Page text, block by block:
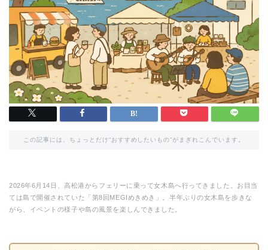
この記事には、ちょっとだけ“おすすめしたいもの”がまぎれこんでいます。
2026年6月14日、高松港からフェリーに乗って女木島へ行ってきました。お目当
ては島で開催されていた「第8回MEGIめきめき」。半年ぶりの女木島を歩きな
がら、イベントの様子や島の風景を楽しんできました。